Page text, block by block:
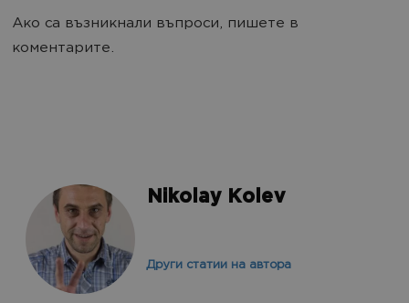
Ако са възникнали въпроси, пишете в
коментарите.
Nikolay Kolev
Други статии на автора